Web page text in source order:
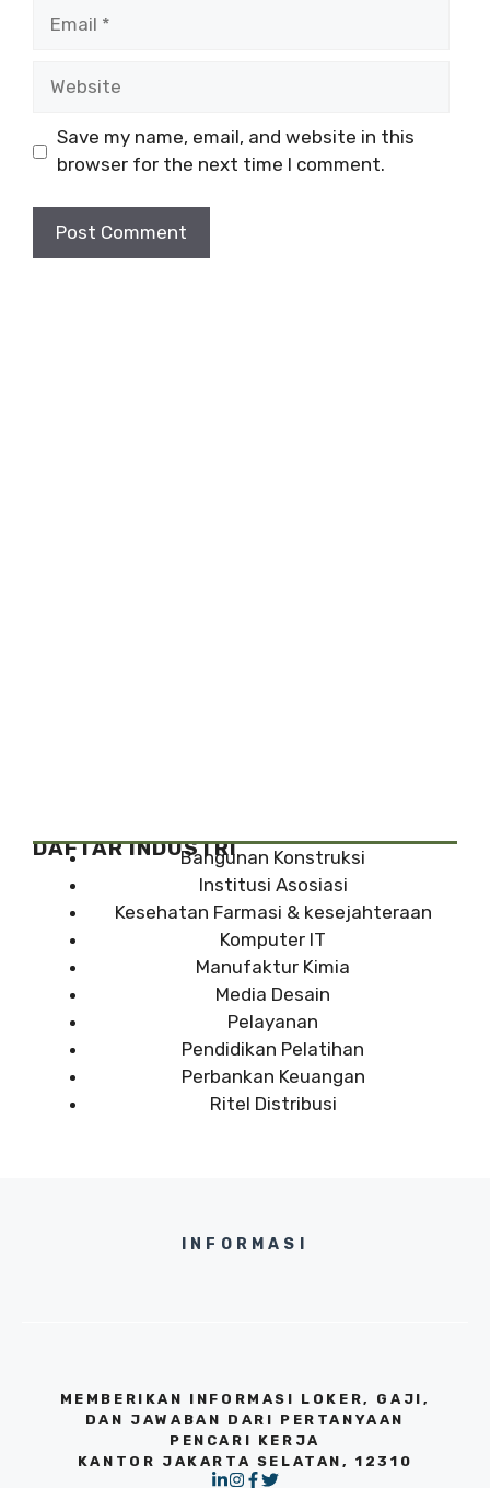
Save my name, email, and website in this
browser for the next time I comment.
DAFTAR INDUSTRIBangunan Konstruksi
Institusi Asosiasi
Kesehatan Farmasi & kesejahteraan
Komputer IT
Manufaktur Kimia
Media Desain
Pelayanan
Pendidikan Pelatihan
Perbankan Keuangan
Ritel Distribusi
INFORMASI
MEMBERIKAN INFORMASI LOKER, GAJI,
DAN JAWABAN DARI PERTANYAAN
PENCARI KERJA
KANTOR JAKARTA SELATAN, 12310